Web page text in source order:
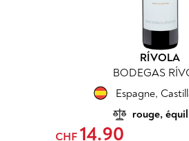
RÍVOLA
BODEGAS
Espagne,
rouge,
CHF 14.90